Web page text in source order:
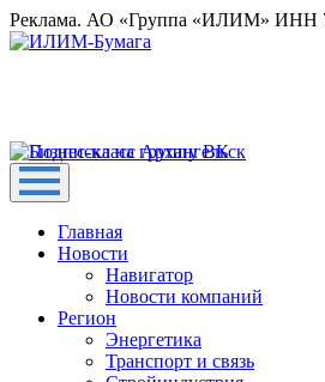
Реклама. АО «Группа «ИЛИМ» ИНН
Главная
Новости
Навигатор
Новости компаний
Регион
Энергетика
Транспорт и связь